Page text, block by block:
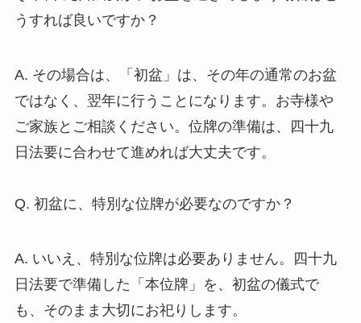
うすれば良いですか？
A. その場合は、「初盆」は、その年の通常のお盆
ではなく、翌年に行うことになります。お寺様や
ご家族とご相談ください。位牌の準備は、四十九
日法要に合わせて進めれば大丈夫です。
Q. 初盆に、特別な位牌が必要なのですか？
A. いいえ、特別な位牌は必要ありません。四十九
日法要で準備した「本位牌」を、初盆の儀式で
も、そのまま大切にお祀りします。